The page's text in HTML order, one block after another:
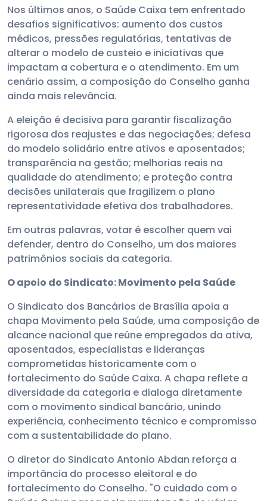
Nos últimos anos, o Saúde Caixa tem enfrentado
desafios significativos: aumento dos custos
médicos, pressões regulatórias, tentativas de
alterar o modelo de custeio e iniciativas que
impactam a cobertura e o atendimento. Em um
cenário assim, a composição do Conselho ganha
ainda mais relevância.
A eleição é decisiva para garantir fiscalização
rigorosa dos reajustes e das negociações; defesa
do modelo solidário entre ativos e aposentados;
transparência na gestão; melhorias reais na
qualidade do atendimento; e proteção contra
decisões unilaterais que fragilizem o plano
representatividade efetiva dos trabalhadores.
Em outras palavras, votar é escolher quem vai
defender, dentro do Conselho, um dos maiores
patrimônios sociais da categoria.
O apoio do Sindicato: Movimento pela Saúde
O Sindicato dos Bancários de Brasília apoia a
chapa Movimento pela Saúde, uma composição de
alcance nacional que reúne empregados da ativa,
aposentados, especialistas e lideranças
comprometidas historicamente com o
fortalecimento do Saúde Caixa. A chapa reflete a
diversidade da categoria e dialoga diretamente
com o movimento sindical bancário, unindo
experiência, conhecimento técnico e compromisso
com a sustentabilidade do plano.
O diretor do Sindicato Antonio Abdan reforça a
importância do processo eleitoral e do
fortalecimento do Conselho. "O cuidado com o